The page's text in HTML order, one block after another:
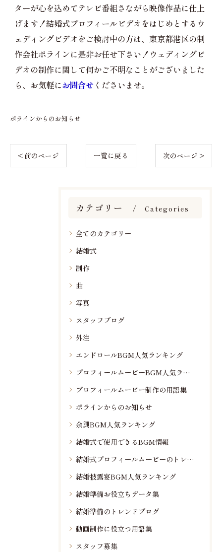
ターが心を込めてテレビ番組さながら映像作品に仕上
げます！結婚式プロフィールビデオをはじめとするウ
ェディングビデオをご検討中の方は、東京都港区の制
作会社ポラインに是非お任せ下さい！ウェディングビ
デオの制作に関して何かご不明なことがございました
ら、お気軽にお問合せ くださいませ。
ポラインからのお知らせ
< 前のページ 一覧に戻る 次のページ >
カテゴリー Categories
全てのカテゴリー
結婚式
制作
曲
写真
スタッフブログ
外注
エンドロールBGM人気ランキング
プロフィールムービーBGM人気ランキング
プロフィールムービー制作の用語集
ポラインからのお知らせ
余興BGM人気ランキング
結婚式で使用できるBGM情報
結婚式プロフィールムービーのトレンド情報
結婚披露宴BGM人気ランキング
結婚準備お役立ちデータ集
結婚準備のトレンドブログ
動画制作に役立つ用語集
スタッフ募集